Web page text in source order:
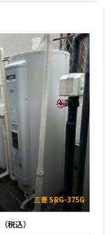
三菱 SRG-375G
（税込）